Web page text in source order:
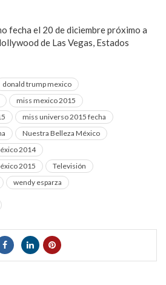
fecha el 20 de diciembre próximo a
de Las Vegas, Estados
donald trump mexico
miss mexico 2015
miss universo 2015 fecha
Nuestra Belleza México
2014
2015
Televisión
wendy esparza